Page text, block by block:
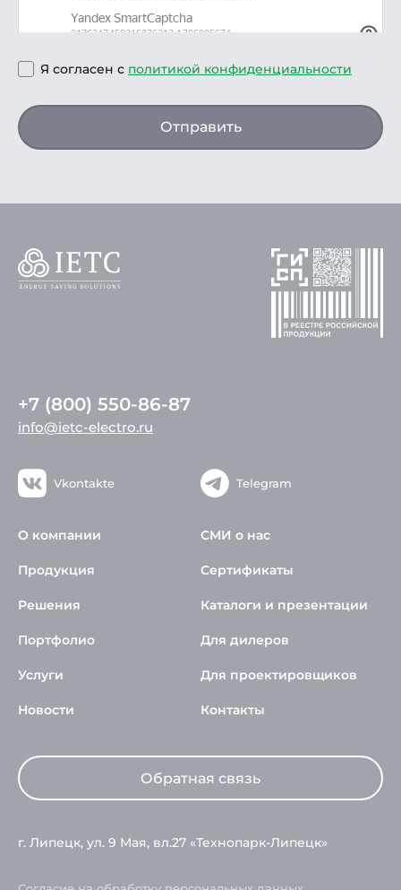
Я согласен с политикой конфиденциальности
Отправить
+7 (800) 550-86-87
info@ietc-electro.ru
Vkontakte Telegram
О компании
Продукция
Решения
Портфолио
Услуги
Новости
СМИ о нас
Сертификаты
Каталоги и презентации
Для дилеров
Для проектировщиков
Контакты
Обратная связь
г. Липецк, ул. 9 Мая, вл.27 «Технопарк-Липецк»